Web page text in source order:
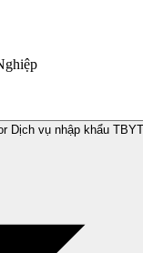
Dịch vụ nhập khẩu TBYT